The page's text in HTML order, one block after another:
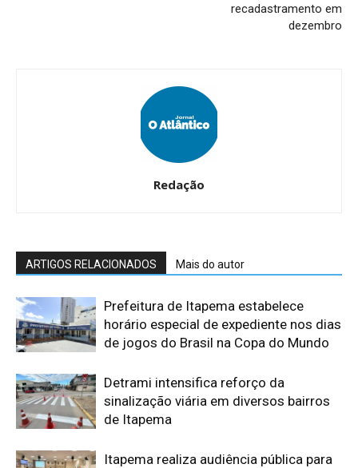
recadastramento em
dezembro
Redação
ARTIGOS RELACIONADOS Mais do autor
Prefeitura de Itapema estabelece
horário especial de expediente nos dias
de jogos do Brasil na Copa do Mundo
Detrami intensifica reforço da
sinalização viária em diversos bairros
de Itapema
Itapema realiza audiência pública para